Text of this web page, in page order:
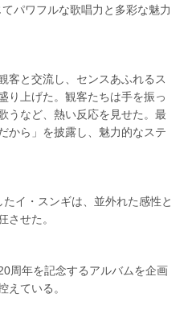
パワフルな歌唱力と多彩な魅力
客と交流し、センスあふれるス
り上げた。観客たちは手を振っ
うなど、熱い反応を見せた。最
から」を披露し、魅力的なステ
イ・スンギは、並外れた感性と
させた。
周年を記念するアルバムを企画
えている。